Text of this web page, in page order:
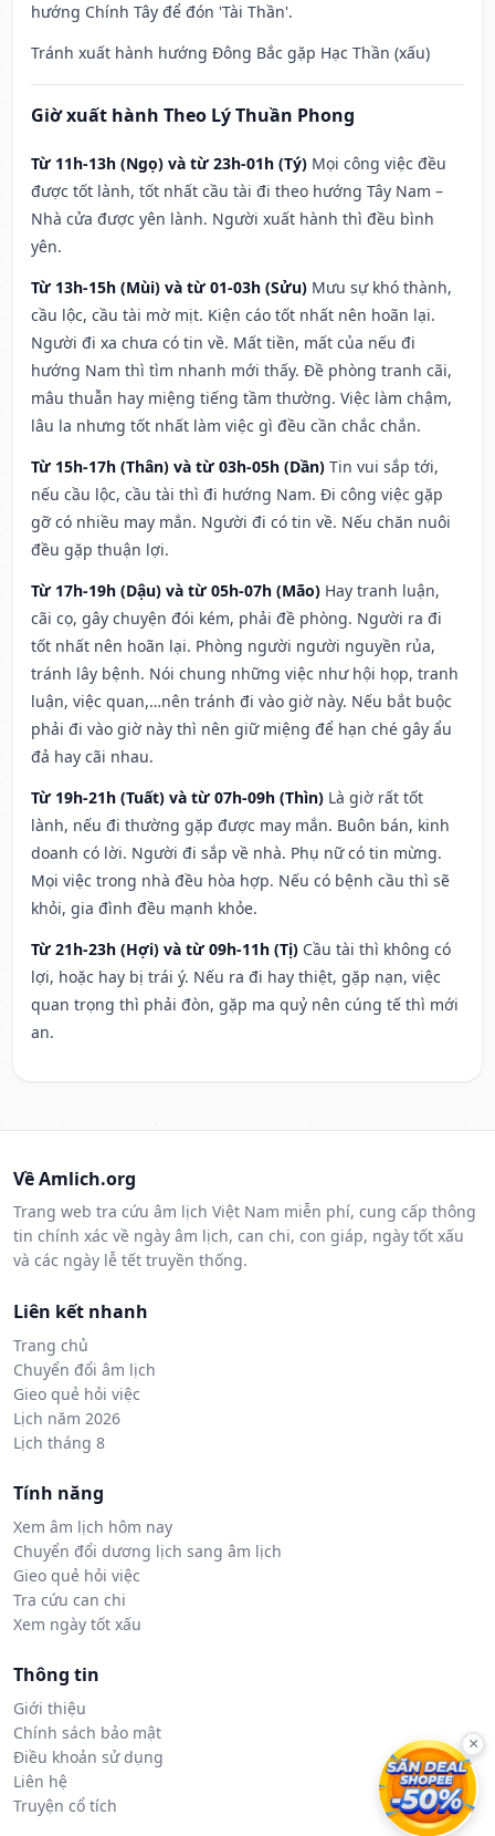
hướng Chính Tây để đón 'Tài Thần'.
Tránh xuất hành hướng Đông Bắc gặp Hạc Thần (xấu)
Giờ xuất hành Theo Lý Thuần Phong
Từ 11h-13h (Ngọ) và từ 23h-01h (Tý) Mọi công việc đều
được tốt lành, tốt nhất cầu tài đi theo hướng Tây Nam –
Nhà cửa được yên lành. Người xuất hành thì đều bình
yên.
Từ 13h-15h (Mùi) và từ 01-03h (Sửu) Mưu sự khó thành,
cầu lộc, cầu tài mờ mịt. Kiện cáo tốt nhất nên hoãn lại.
Người đi xa chưa có tin về. Mất tiền, mất của nếu đi
hướng Nam thì tìm nhanh mới thấy. Đề phòng tranh cãi,
mâu thuẫn hay miệng tiếng tầm thường. Việc làm chậm,
lâu la nhưng tốt nhất làm việc gì đều cần chắc chắn.
Từ 15h-17h (Thân) và từ 03h-05h (Dần) Tin vui sắp tới,
nếu cầu lộc, cầu tài thì đi hướng Nam. Đi công việc gặp
gỡ có nhiều may mắn. Người đi có tin về. Nếu chăn nuôi
đều gặp thuận lợi.
Từ 17h-19h (Dậu) và từ 05h-07h (Mão) Hay tranh luận,
cãi cọ, gây chuyện đói kém, phải đề phòng. Người ra đi
tốt nhất nên hoãn lại. Phòng người người nguyền rủa,
tránh lây bệnh. Nói chung những việc như hội họp, tranh
luận, việc quan,…nên tránh đi vào giờ này. Nếu bắt buộc
phải đi vào giờ này thì nên giữ miệng để hạn ché gây ẩu
đả hay cãi nhau.
Từ 19h-21h (Tuất) và từ 07h-09h (Thìn) Là giờ rất tốt
lành, nếu đi thường gặp được may mắn. Buôn bán, kinh
doanh có lời. Người đi sắp về nhà. Phụ nữ có tin mừng.
Mọi việc trong nhà đều hòa hợp. Nếu có bệnh cầu thì sẽ
khỏi, gia đình đều mạnh khỏe.
Từ 21h-23h (Hợi) và từ 09h-11h (Tị) Cầu tài thì không có
lợi, hoặc hay bị trái ý. Nếu ra đi hay thiệt, gặp nạn, việc
quan trọng thì phải đòn, gặp ma quỷ nên cúng tế thì mới
an.
Về Amlich.org
Trang web tra cứu âm lịch Việt Nam miễn phí, cung cấp thông
tin chính xác về ngày âm lịch, can chi, con giáp, ngày tốt xấu
và các ngày lễ tết truyền thống.
Liên kết nhanh
Trang chủ
Chuyển đổi âm lịch
Gieo quẻ hỏi việc
Lịch năm 2026
Lịch tháng 8
Tính năng
Xem âm lịch hôm nay
Chuyển đổi dương lịch sang âm lịch
Gieo quẻ hỏi việc
Tra cứu can chi
Xem ngày tốt xấu
Thông tin
Giới thiệu
Chính sách bảo mật
Điều khoản sử dụng
Liên hệ
Truyện cổ tích
×